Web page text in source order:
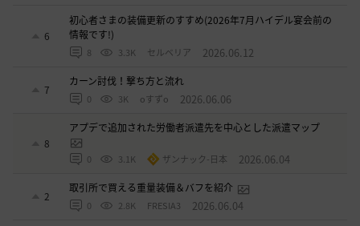
6
初心者さまの装備更新のすすめ(2026年7月ハイデル宴会前の
情報です!)
8 3.3K セルベリア 2026.06.12
7
カーン討伐！撃ち方と流れ
0 3K oすずo 2026.06.06
8
アプデで追加された労働者派遣先を中心とした派遣マップ
0 3.1K ザンナック-日本 2026.06.04
2
取引所で買える重量装備＆バフを紹介
0 2.8K FRESIA3 2026.06.04